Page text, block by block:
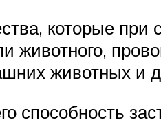
которые при
животных и
способность